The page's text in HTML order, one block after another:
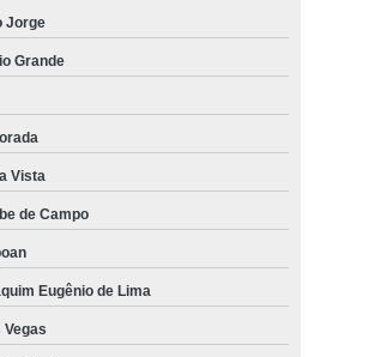
Jorge
Grande
Vista
de Campo
Eugênio de Lima